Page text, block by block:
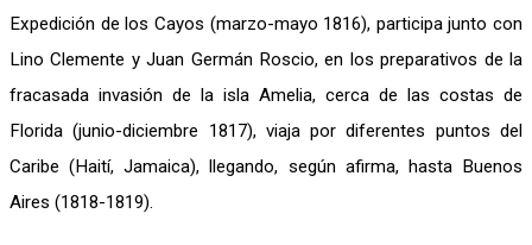
Expedición de los Cayos (marzo-mayo 1816), participa junto con
Lino Clemente y Juan Germán Roscio, en los preparativos de la
fracasada invasión de la isla Amelia, cerca de las costas de
Florida (junio-diciembre 1817), viaja por diferentes puntos del
Caribe (Haití, Jamaica), llegando, según afirma, hasta Buenos
Aires (1818-1819).